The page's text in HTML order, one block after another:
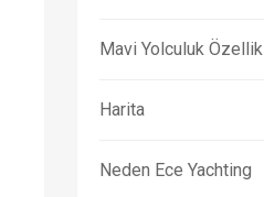
Mavi Yolculuk
Harita
Neden Ece Yachting